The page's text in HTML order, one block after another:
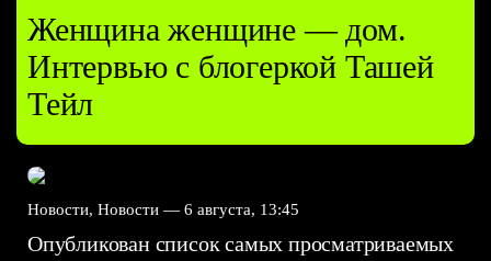
Женщина женщине — дом.
Интервью с блогеркой Ташей
Тейл
Новости, Новости — 6 августа, 13:45
Опубликован список самых просматриваемых